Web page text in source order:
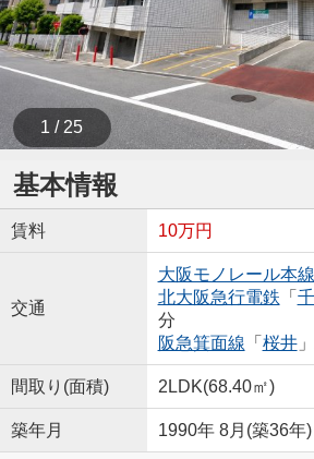
1 / 25
基本情報
賃料 10万円
交通
大阪モノレール本線
北大阪急行電鉄 「
分
阪急箕面線 「 桜井
間取り(面積) 2LDK(68.40㎡)
築年月 1990年 8月(築36年)